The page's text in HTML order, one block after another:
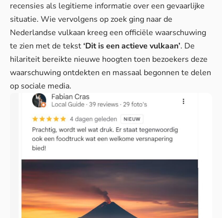
recensies als legitieme informatie over een gevaarlijke
situatie. Wie vervolgens op zoek ging naar de
Nederlandse vulkaan kreeg een officiële waarschuwing
te zien met de tekst‘Dit is een actieve vulkaan’. De
hilariteit bereikte nieuwe hoogten toen bezoekers deze
waarschuwing ontdekten en massaal begonnen te delen
op sociale media.